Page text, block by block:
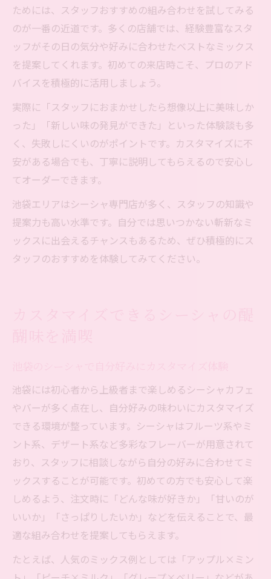
ためには、スタッフおすすめの組み合わせを試してみる
のが一番の近道です。多くの店舗では、経験豊富なスタ
ッフがその日の気分や好みに合わせたベストなミックス
を提案してくれます。初めての来店時こそ、プロのアド
バイスを積極的に活用しましょう。
実際に「スタッフにおまかせしたら想像以上に美味しか
った」「新しい味の発見ができた」といった体験談も多
く、失敗しにくいのがポイントです。カスタマイズに不
安がある場合でも、丁寧に説明してもらえるので安心し
てオーダーできます。
池袋エリアはシーシャ専門店が多く、スタッフの知識や
提案力も高い水準です。自分では思いつかない斬新なミ
ックスに出会えるチャンスもあるため、ぜひ積極的にス
タッフのおすすめを体験してみてください。
池袋には初心者から上級者まで楽しめるシーシャカフェ
やバーが多く点在し、自分好みの味わいにカスタマイズ
できる環境が整っています。シーシャはフルーツ系やミ
ント系、デザート系など多彩なフレーバーが用意されて
おり、スタッフに相談しながら自分の好みに合わせてミ
ックスすることが可能です。初めての方でも安心して楽
しめるよう、注文時に「どんな味が好きか」「甘いのが
いいか」「さっぱりしたいか」などを伝えることで、最
適な組み合わせを提案してもらえます。
たとえば、人気のミックス例としては「アップル×ミン